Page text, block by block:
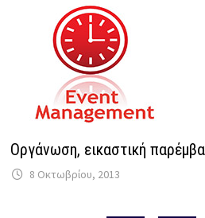
Oργάνωση, εικαστική
8 Οκτωβρίου, 2013